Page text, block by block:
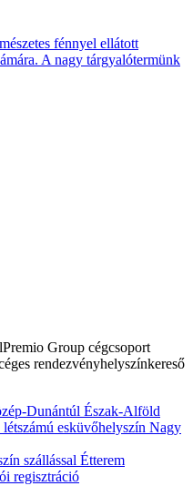
fénnyel ellátott
A nagy tárgyalótermünk
Group cégcsoport
rendezvényhelyszínkereső
Dunántúl Észak-Alföld
esküvőhelyszín Nagy
szállással Étterem
regisztráció